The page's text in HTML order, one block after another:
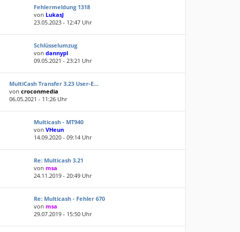
Fehlermeldung 1318
von LukasJ
23.05.2023 - 12:47 Uhr
Schlüsselumzug
vondannypl
09.05.2021 - 23:21 Uhr
MultiCash Transfer 3.23 User-E…
voncroconmedia
06.05.2021 - 11:26 Uhr
Multicash - MT940
vonVHeun
14.09.2020 - 09:14 Uhr
Re: Multicash 3.21
vonmsa
24.11.2019 - 20:49 Uhr
Re: Multicash - Fehler 670
vonmsa
29.07.2019 - 15:50 Uhr